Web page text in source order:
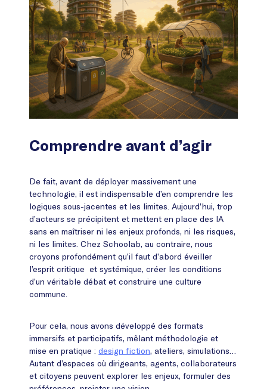
Comprendre avant d’agir
De fait, avant de déployer massivement une
technologie, il est indispensable d’en comprendre les
logiques sous-jacentes et les limites. Aujourd’hui, trop
d’acteurs se précipitent et mettent en place des IA
sans en maîtriser ni les enjeux profonds, ni les risques,
ni les limites. Chez Schoolab, au contraire, nous
croyons profondément qu’il faut d’abord éveiller
l’esprit critique et systémique, créer les conditions
d’un véritable débat et construire une culture
commune.
Pour cela, nous avons développé des formats
immersifs et participatifs, mêlant méthodologie et
mise en pratique :design fiction, ateliers, simulations…
Autant d’espaces où dirigeants, agents, collaborateurs
et citoyens peuvent explorer les enjeux, formuler des